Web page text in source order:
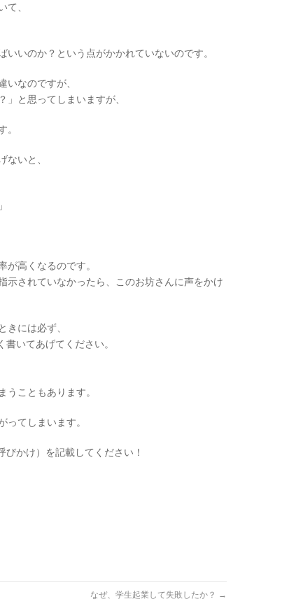
て、
いのか？という点がかかれていないのです。
いなのですが、
と思ってしまいますが、
。
ないと、
が高くなるのです。
示されていなかったら、このお坊さんに声をかけ
きには必ず、
書いてあげてください。
うこともあります。
ってしまいます。
かけ）を記載してください！
なぜ、学生起業して失敗したか？ →